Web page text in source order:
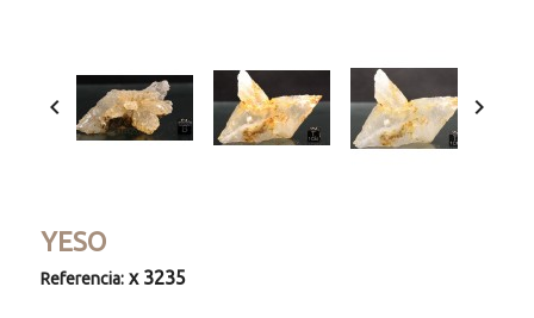
 
YESO
Referencia: x 3235